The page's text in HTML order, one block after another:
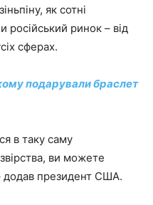
як сотні
російський ринок – від
сферах.
подарували браслет
в таку саму
ви можете
додав президент США.